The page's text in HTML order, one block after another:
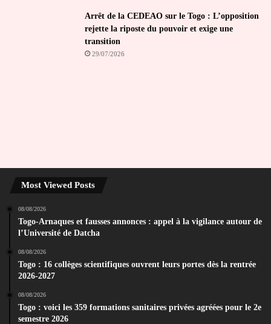
Arrêt de la CEDEAO sur le Togo : L’opposition
rejette la riposte du pouvoir et exige une
transition
29/07/2026
Most Viewed Posts
08/08/2026
Togo-Arnaques et fausses annonces : appel à la vigilance autour de
l’Université de Datcha
08/08/2026
Togo : 16 collèges scientifiques ouvrent leurs portes dès la rentrée
2026-2027
08/08/2026
Togo : voici les 359 formations sanitaires privées agréées pour le 2e
semestre 2026